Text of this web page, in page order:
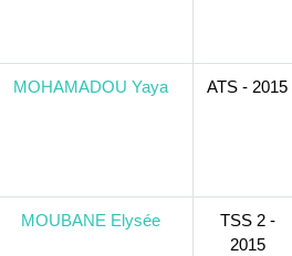
MOHAMADOU Yaya ATS - 2015
MOUBANE Elysée
TSS 2 -
2015